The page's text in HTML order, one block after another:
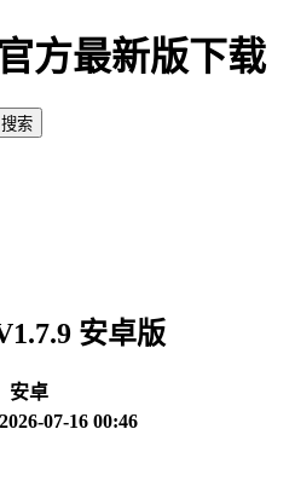
方最新版下载
安卓版
安卓
07-16 00:46